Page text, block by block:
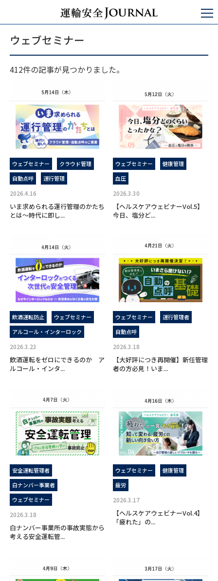
ウェブセミナー
ウェブセミナー
412件の記事が見つかりました。
ウェブセミナー
クラウド管理
自動点呼
運行管理
2026.4.16
いま求められる運行管理のかたち
とは～時代に即し...
ウェブセミナー
健康管理
血圧
2026.3.30
【ヘルスケアウェビナーVol.5】
今日、塩分ど...
飲酒運転防止
ウェブセミナー
アルコール・インターロック
2026.3.23
飲酒運転をゼロにできるのか ア
ルコール・インタ...
ウェブセミナー
運行管理者
自動点呼
2026.3.18
【大好評につき再開催】新任管理
者の方必見！いま...
安全運転管理者
白ナンバー事業者
ウェブセミナー
2026.3.18
白ナンバー事業所の事故実態から
考える安全運転管...
ウェブセミナー
健康管理
疲労
2026.3.17
【ヘルスケアウェビナーVol.4】
「疲れた」の...